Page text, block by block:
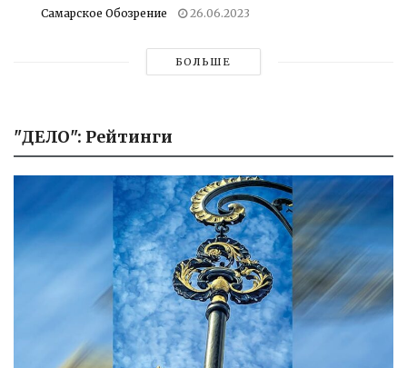
Самарское Обозрение 26.06.2023
БОЛЬШЕ
"ДЕЛО": Рейтинги